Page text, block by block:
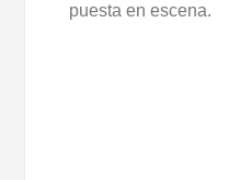
puesta en escena.